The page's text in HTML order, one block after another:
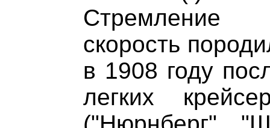
Стремление
скорость
в 1908 году
легких